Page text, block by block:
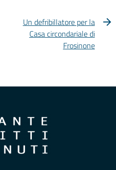
Un defribillatore per la
Casa circondariale di
Frosinone